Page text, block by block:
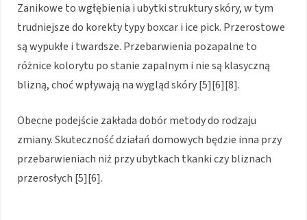
Zanikowe to wgłębienia i ubytki struktury skóry, w tym
trudniejsze do korekty typy boxcar i ice pick. Przerostowe
są wypukłe i twardsze. Przebarwienia pozapalne to
różnice kolorytu po stanie zapalnym i nie są klasyczną
blizną, choć wpływają na wygląd skóry [5][6][8].
Obecne podejście zakłada dobór metody do rodzaju
zmiany. Skuteczność działań domowych będzie inna przy
przebarwieniach niż przy ubytkach tkanki czy bliznach
przerosłych [5][6].